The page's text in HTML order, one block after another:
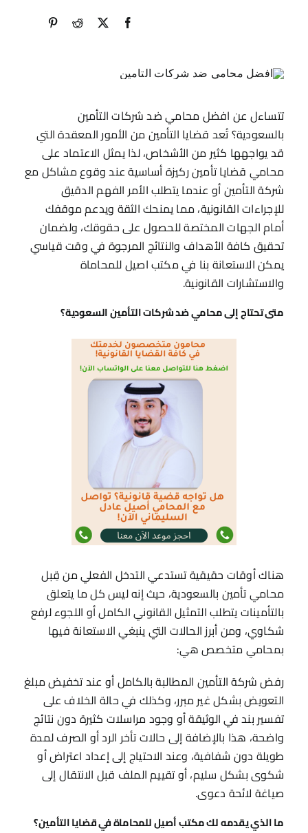
تتساءل عن افضل محامي ضد شركات التأمين
بالسعودية؟ تُعد قضايا التأمين من الأمور المعقدة التي
قد يواجهها كثير من الأشخاص، لذا يمثل الاعتماد على
محامي قضايا تأمين ركيزة أساسية عند وقوع مشاكل مع
شركة التأمين أو عندما يتطلب الأمر الفهم الدقيق
للإجراءات القانونية، مما يمنحك الثقة ويدعم موقفك
أمام الجهات المختصة للحصول على حقوقك، ولضمان
تحقيق كافة الأهداف والنتائج المرجوة في وقت قياسي
يمكن الاستعانة بنا في مكتب اصيل للمحاماة
والاستشارات القانونية.
متى تحتاج إلى محامي ضد شركات التأمين السعودية؟
هناك أوقات حقيقية تستدعي التدخل الفعلي من قِبل
محامي تأمين بالسعودية، حيث إنه ليس كل ما يتعلق
بالتأمينات يتطلب التمثيل القانوني الكامل أو اللجوء لرفع
شكاوي، ومن أبرز الحالات التي ينبغي الاستعانة فيها
بمحامي متخصص هي:
رفض شركة التأمين المطالبة بالكامل أو عند تخفيض مبلغ
التعويض بشكل غير مبرر، وكذلك في حالة الخلاف على
تفسير بند في الوثيقة أو وجود مراسلات كثيرة دون نتائج
واضحة، هذا بالإضافة إلى حالات تأخر الرد أو الصرف لمدة
طويلة دون شفافية، وعند الاحتياج إلى إعداد اعتراض أو
شكوى بشكل سليم، أو تقييم الملف قبل الانتقال إلى
صياغة لائحة دعوى.
ما الذي يقدمه لك مكتب أصيل للمحاماة في قضايا التأمين؟